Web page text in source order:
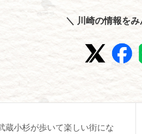
＼ 川崎の情報を
小杉が歩いて楽しい街にな